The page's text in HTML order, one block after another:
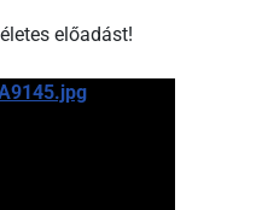
előadást!